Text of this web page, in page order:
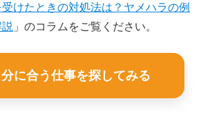
けたときの対処法は？ヤメハラの例
」のコラムをご覧ください。
分に合う仕事を探してみる